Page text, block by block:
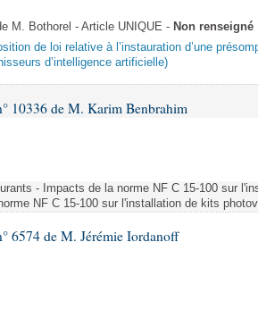
M. Bothorel - Article UNIQUE - Non renseigné
de loi relative à l’instauration d’une
d’intelligence artificielle)
10336 de M. Karim Benbrahim
- Impacts de la norme NF C 15-100 sur
NF C 15-100 sur l'installation de kits
6574 de M. Jérémie Iordanoff